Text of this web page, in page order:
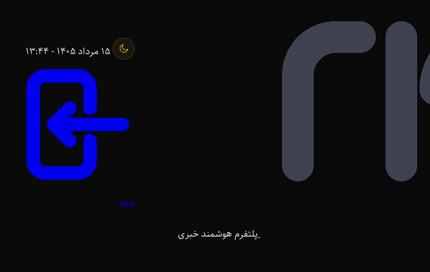
پلتفرم هوشمند خبری
15 مرداد 1405 - 13:44
ورود